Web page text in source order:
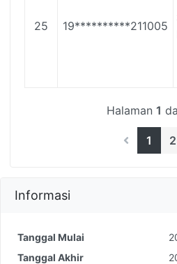
25 19**********211005
Halaman 1
1 2
Informasi
Tanggal Mulai
Tanggal Akhir